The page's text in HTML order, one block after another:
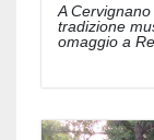
A
tradizione
omaggio a